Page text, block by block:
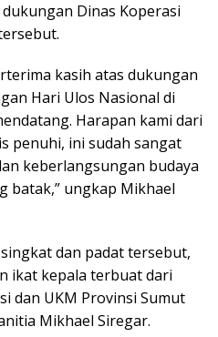
Dinas Koperasi
kasih atas dukungan
Hari Ulos Nasional di
Harapan kami dari
penuhi, ini sudah sangat
keberlangsungan budaya
batak,” ungkap Mikhael
dan padat tersebut,
ikat kepala terbuat dari
dan UKM Provinsi Sumut
Mikhael Siregar.